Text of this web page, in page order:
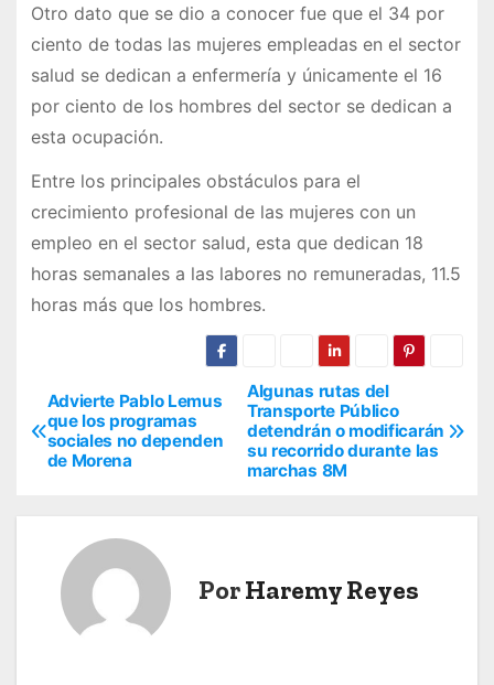
Otro dato que se dio a conocer fue que el 34 por
ciento de todas las mujeres empleadas en el sector
salud se dedican a enfermería y únicamente el 16
por ciento de los hombres del sector se dedican a
esta ocupación.
Entre los principales obstáculos para el
crecimiento profesional de las mujeres con un
empleo en el sector salud, esta que dedican 18
horas semanales a las labores no remuneradas, 11.5
horas más que los hombres.
N
a
Algunas rutas del
Transporte Público
detendrán o modificarán
su recorrido durante las
marchas 8M
Advierte Pablo Lemus
que los programas
sociales no dependen
de Morena
PorHaremy Reyes